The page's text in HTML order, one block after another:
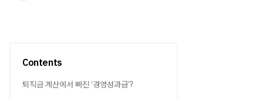
Contents
퇴직금 계산에서 빠진 ‘경영성과급’?